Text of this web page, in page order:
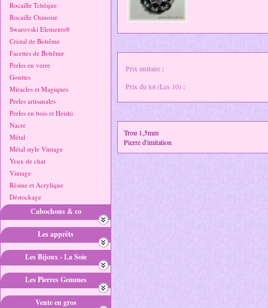
Rocaille Tchèque
Rocaille Chinoise
Swarovski Elements®
Cristal de Bohême
Facettes de Bohême
Perles en verre
Gouttes
Miracles et Magiques
Perles artisanales
Perles en bois et Heishi
Nacre
Métal
Métal style Vintage
Yeux de chat
Vintage
Résine et Acrylique
Déstockage
Cabochons & co
Les apprêts
Les Bijoux - La Soie
Les Pierres Gemmes
Vente en gros
Prix unitaire :
Prix du lot (Les 10) :
Trou 1,5mm
Pierre d'imitation